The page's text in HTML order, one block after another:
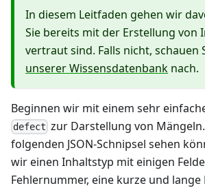
In diesem Leitfaden gehen wir
Sie bereits mit der Erstellung von
vertraut sind. Falls nicht, schauen
unserer Wissensdatenbank nach.
Beginnen wir mit einem sehr
defect zur Darstellung von
folgenden JSON-Schnipsel sehen
wir einen Inhaltstyp mit einigen
Fehlernummer, eine kurze und lange